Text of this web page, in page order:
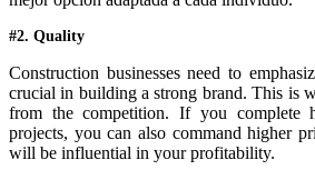
#2. Quality
Construction businesses need to
crucial in building a strong brand. This is
from the competition. If you complete
projects, you can also command higher
will be influential in your profitability.